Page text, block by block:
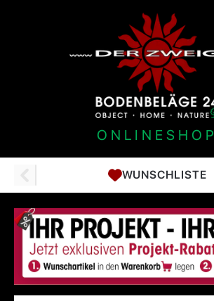
ONLINESHOP
WUNSCHLISTE